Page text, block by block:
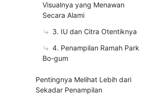
Visualnya yang Menawan
Secara Alami
3. IU dan Citra Otentiknya
4. Penampilan Ramah Park
Bo-gum
Pentingnya Melihat Lebih dari
Sekadar Penampilan